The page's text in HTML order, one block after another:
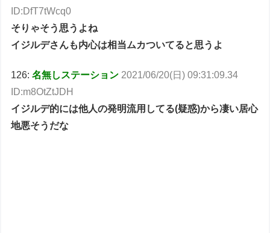
ID:DfT7tWcq0
そりゃそう思うよね
イジルデさんも内心は相当ムカついてると思うよ
126:名無しステーション 2021/06/20(日) 09:31:09.34
ID:m8OtZtJDH
イジルデ的には他人の発明流用してる(疑惑)から凄い居心
地悪そうだな